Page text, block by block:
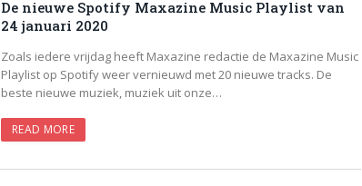
De nieuwe Spotify Maxazine Music Playlist van
24 januari 2020
Zoals iedere vrijdag heeft Maxazine redactie de Maxazine Music
Playlist op Spotify weer vernieuwd met 20 nieuwe tracks. De
beste nieuwe muziek, muziek uit onze…
READ MORE